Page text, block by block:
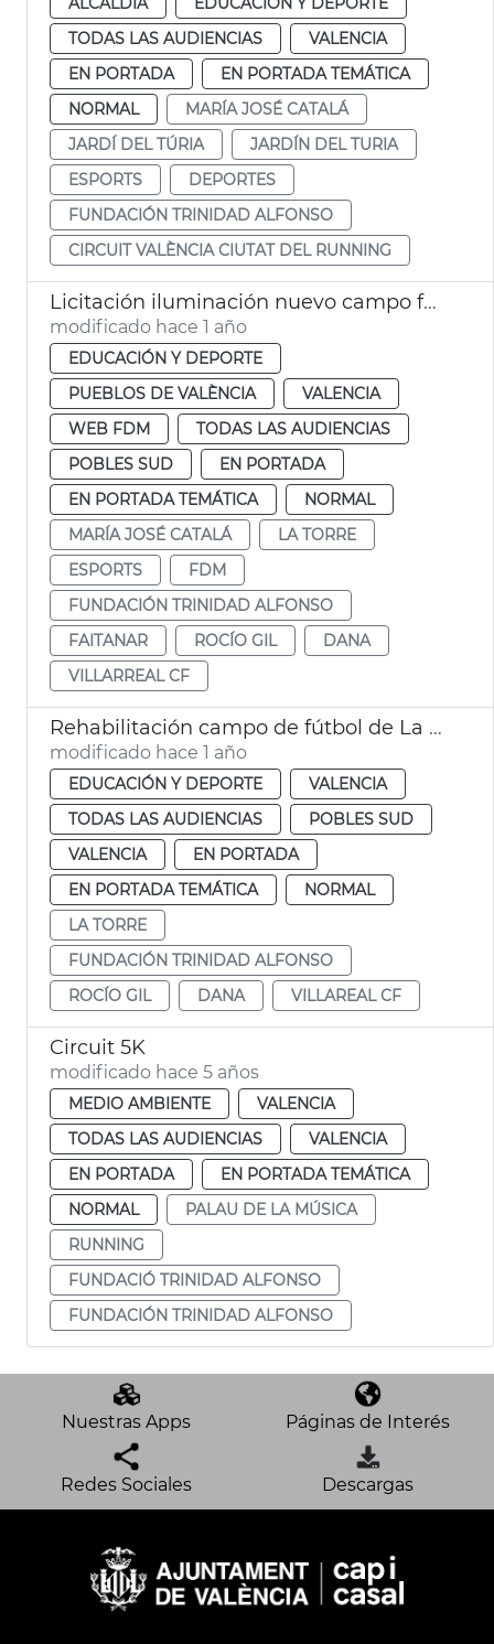
TODAS LAS AUDIENCIAS
VALENCIA
EN PORTADA
EN PORTADA TEMÁTICA
NORMAL
MARÍA JOSÉ CATALÁ
JARDÍ DEL TÚRIA
JARDÍN DEL TURIA
ESPORTS
DEPORTES
FUNDACIÓN TRINIDAD ALFONSO
CIRCUIT VALÈNCIA CIUTAT DEL RUNNING
Licitación iluminación nuevo campo fútbol municipal La Torre
modificado hace 1 año
EDUCACIÓN Y DEPORTE
PUEBLOS DE VALÈNCIA
VALENCIA
WEB FDM
TODAS LAS AUDIENCIAS
POBLES SUD
EN PORTADA
EN PORTADA TEMÁTICA
NORMAL
MARÍA JOSÉ CATALÁ
LA TORRE
ESPORTS
FDM
FUNDACIÓN TRINIDAD ALFONSO
FAITANAR
ROCÍO GIL
DANA
VILLARREAL CF
Rehabilitación campo de fútbol de La Torre
modificado hace 1 año
EDUCACIÓN Y DEPORTE
VALENCIA
TODAS LAS AUDIENCIAS
POBLES SUD
VALENCIA
EN PORTADA
EN PORTADA TEMÁTICA
NORMAL
LA TORRE
FUNDACIÓN TRINIDAD ALFONSO
ROCÍO GIL
DANA VILLAREAL CF
Circuit 5K
modificado hace 5 años
MEDIO AMBIENTE
VALENCIA
TODAS LAS AUDIENCIAS
VALENCIA
EN PORTADA
EN PORTADA TEMÁTICA
NORMAL
PALAU DE LA MÚSICA
RUNNING
FUNDACIÓ TRINIDAD ALFONSO
FUNDACIÓN TRINIDAD ALFONSO
Nuestras Apps Páginas de Interés
Redes Sociales Descargas